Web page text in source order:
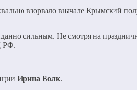
взорвало вначале Крымский
сильным. Не смотря на
РФ.
Ирина Волк.